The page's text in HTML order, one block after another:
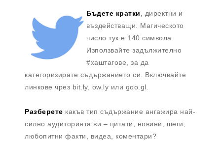
Бъдете кратки, директни и
въздействащи. Магическото
число тук е 140 символа.
Използвайте задължително
#хаштагове, за да
категоризирате съдържанието си. Включвайте
линкове чрез bit.ly, ow.ly или goo.gl.
Разберете какъв тип съдържание ангажира най-
силно аудиторията ви – цитати, новини, шеги,
любопитни факти, видеа, коментари?